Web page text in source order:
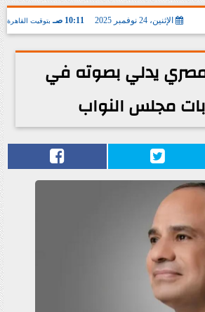
الإثنين، 24 نوفمبر 2025 10:11 صـ بتوقيت القاهرة
يدلي بصوته في
مجلس النواب